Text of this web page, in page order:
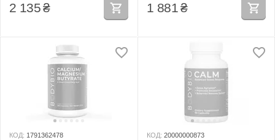
2 135₴ 1 881₴
КОД: 1791362478 КОД: 20000000873